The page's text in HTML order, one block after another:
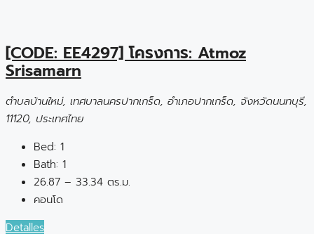
[CODE: EE4297] โครงการ: Atmoz
Srisamarn
ตำบลบ้านใหม่, เทศบาลนครปากเกร็ด, อำเภอปากเกร็ด, จังหวัดนนทบุรี,
11120, ประเทศไทย
Bed: 1
Bath: 1
26.87 – 33.34 ตร.ม.
คอนโด
Detalles